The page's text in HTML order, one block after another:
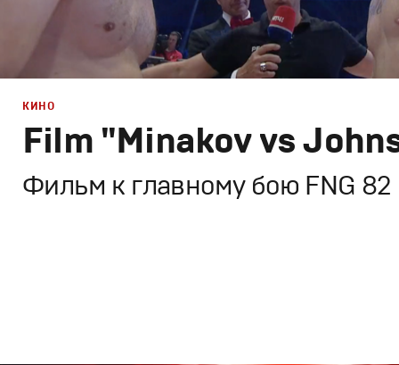
Film "Minakov vs
Фильм к главному бою FNG 82
КИНО